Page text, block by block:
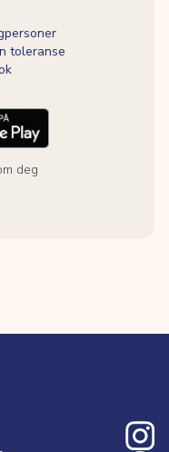
toleranse
deg